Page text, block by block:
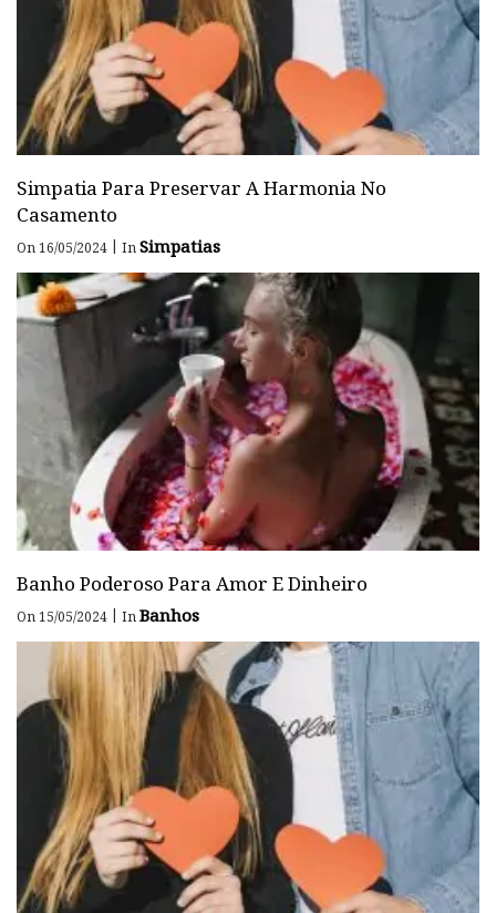
Simpatia Para Preservar A Harmonia No
Casamento
On 16/05/2024 | InSimpatias
Banho Poderoso Para Amor E Dinheiro
On 15/05/2024 | InBanhos